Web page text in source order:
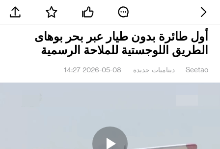
أول طائرة بدون طيار عبر بحر بوهاى
الطريق اللوجستية للملاحة الرسمية
Seetao ديناميات جديدة 2026-05-08 14:27